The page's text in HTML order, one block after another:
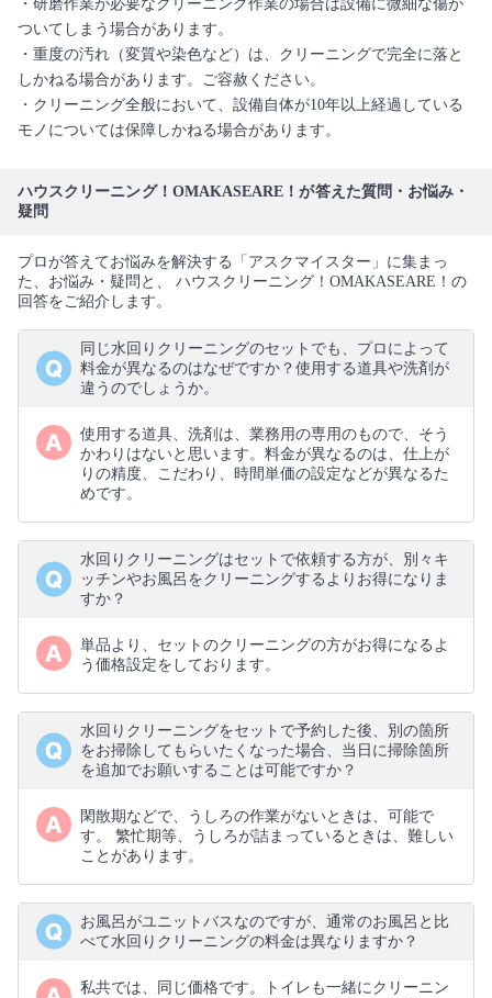
・研磨作業が必要なクリーニング作業の場合は設備に微細な傷が
ついてしまう場合があります。
・重度の汚れ（変質や染色など）は、クリーニングで完全に落と
しかねる場合があります。ご容赦ください。
・クリーニング全般において、設備自体が10年以上経過している
モノについては保障しかねる場合があります。
ハウスクリーニング！OMAKASEARE！が答えた質問・お悩み・
疑問
プロが答えてお悩みを解決する「アスクマイスター」に集まっ
た、お悩み・疑問と、 ハウスクリーニング！OMAKASEARE！の
回答をご紹介します。
同じ水回りクリーニングのセットでも、プロによって
料金が異なるのはなぜですか？使用する道具や洗剤が
違うのでしょうか。
使用する道具、洗剤は、業務用の専用のもので、そう
かわりはないと思います。料金が異なるのは、仕上が
りの精度、こだわり、時間単価の設定などが異なるた
めです。
水回りクリーニングはセットで依頼する方が、別々キ
ッチンやお風呂をクリーニングするよりお得になりま
すか？
単品より、セットのクリーニングの方がお得になるよ
う価格設定をしております。
水回りクリーニングをセットで予約した後、別の箇所
をお掃除してもらいたくなった場合、当日に掃除箇所
を追加でお願いすることは可能ですか？
閑散期などで、うしろの作業がないときは、可能で
す。 繁忙期等、うしろが詰まっているときは、難しい
ことがあります。
お風呂がユニットバスなのですが、通常のお風呂と比
べて水回りクリーニングの料金は異なりますか？
私共では、同じ価格です。トイレも一緒にクリーニン